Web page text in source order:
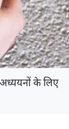
अध्ययनों के लिए